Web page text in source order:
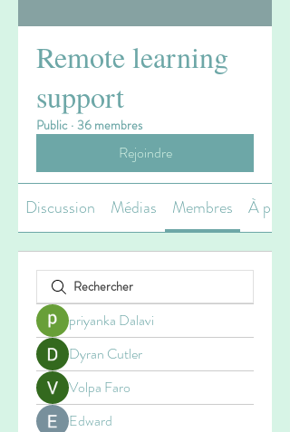
Remote learning
support
Public · 36 membres
Rejoindre
Discussion Médias Membres À
priyanka Dalavi
Dyran Cutler
Volpa Faro
Edward